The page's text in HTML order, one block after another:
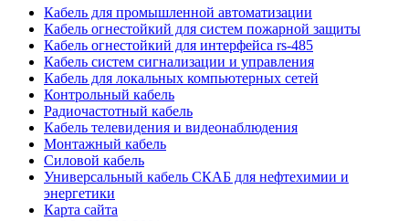
Кабель для промышленной автоматизации
Кабель огнестойкий для систем пожарной защиты
Кабель огнестойкий для интерфейса rs-485
Кабель систем сигнализации и управления
Кабель для локальных компьютерных сетей
Контрольный кабель
Радиочастотный кабель
Кабель телевидения и видеонаблюдения
Монтажный кабель
Силовой кабель
Универсальный кабель СКАБ для нефтехимии и
энергетики
Карта сайта